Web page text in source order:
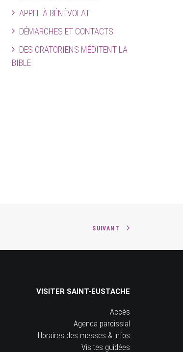
APPEL À BÉNÉVOLAT
DÉMARCHES ET CONTACTS
DES ORATORIENS MÉDITENT LA
BIBLE
SUIVANT
VISITER SAINT-EUSTACHE
Accès
Agenda paroissial
Horaires des messes & Infos
Visites guidées